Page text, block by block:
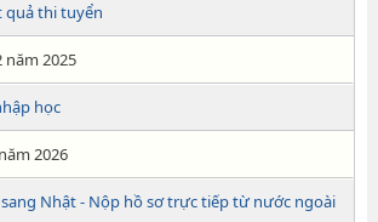
quả thi tuyển
năm 2025
học
2026
Nhật - Nộp hồ sơ trực tiếp từ nước ngoài